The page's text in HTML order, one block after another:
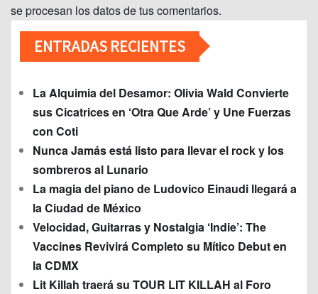
se procesan los datos de tus comentarios.
ENTRADAS RECIENTES
La Alquimia del Desamor: Olivia Wald Convierte
sus Cicatrices en ‘Otra Que Arde’ y Une Fuerzas
con Coti
Nunca Jamás está listo para llevar el rock y los
sombreros al Lunario
La magia del piano de Ludovico Einaudi llegará a
la Ciudad de México
Velocidad, Guitarras y Nostalgia ‘Indie’: The
Vaccines Revivirá Completo su Mítico Debut en
la CDMX
Lit Killah traerá su TOUR LIT KILLAH al Foro